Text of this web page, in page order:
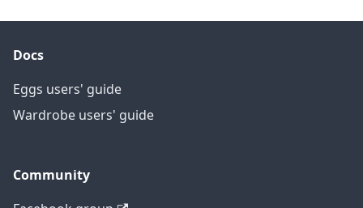
Docs
Eggs users' guide
Wardrobe users' guide
Community